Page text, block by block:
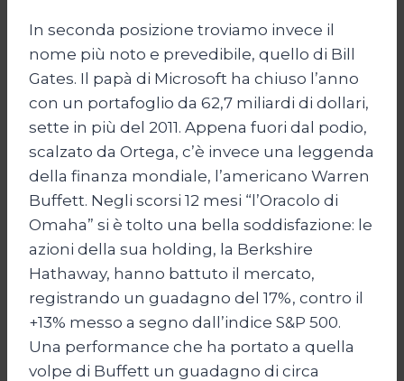
In seconda posizione troviamo invece il
nome più noto e prevedibile, quello di Bill
Gates. Il papà di Microsoft ha chiuso l’anno
con un portafoglio da 62,7 miliardi di dollari,
sette in più del 2011. Appena fuori dal podio,
scalzato da Ortega, c’è invece una leggenda
della finanza mondiale, l’americano Warren
Buffett. Negli scorsi 12 mesi “l’Oracolo di
Omaha” si è tolto una bella soddisfazione: le
azioni della sua holding, la Berkshire
Hathaway, hanno battuto il mercato,
registrando un guadagno del 17%, contro il
+13% messo a segno dall’indice S&P 500.
Una performance che ha portato a quella
volpe di Buffett un guadagno di circa